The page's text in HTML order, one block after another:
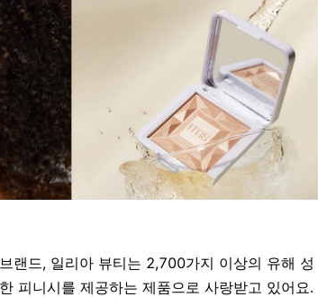
랜드, 일리아 뷰티는 2,700가지 이상의 유해 성
피니시를 제공하는 제품으로 사랑받고 있어요.